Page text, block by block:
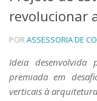
Telefones e
Pessoas
Ensino
Graduação
Pós-Graduação
Educação a
revolucionar
PORASSESSORIA DE
Ideia
premiada em
verticais à